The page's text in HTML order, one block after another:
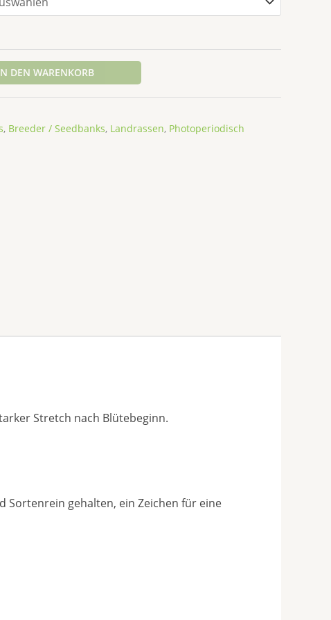
DEN WARENKORB
, Breeder / Seedbanks, Landrassen, Photoperiodisch
Stretch nach Blütebeginn.
Sortenrein gehalten, ein Zeichen für eine